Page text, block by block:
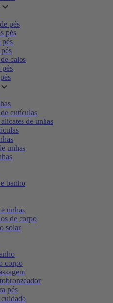
pés
pés
pés
calos
pés
cutículas
de unhas
unhas
banho
unhas
de corpo
solar
corpo
pés
cuidado